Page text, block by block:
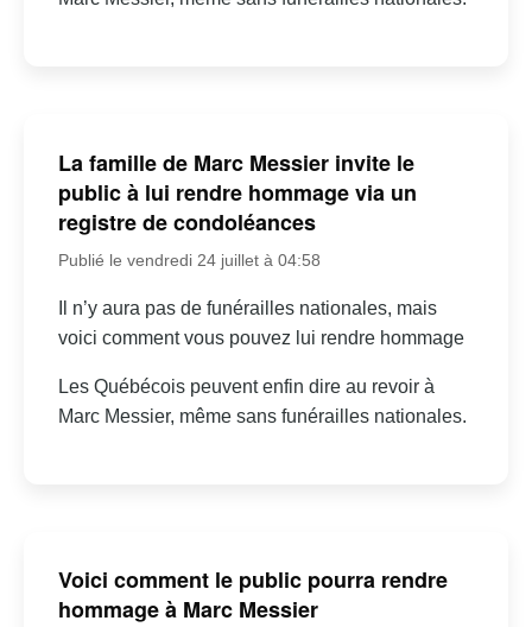
La famille de Marc Messier invite le
public à lui rendre hommage via un
registre de condoléances
Publié le vendredi 24 juillet à 04:58
Il n’y aura pas de funérailles nationales, mais
voici comment vous pouvez lui rendre hommage
Les Québécois peuvent enfin dire au revoir à
Marc Messier, même sans funérailles nationales.
Voici comment le public pourra rendre
hommage à Marc Messier